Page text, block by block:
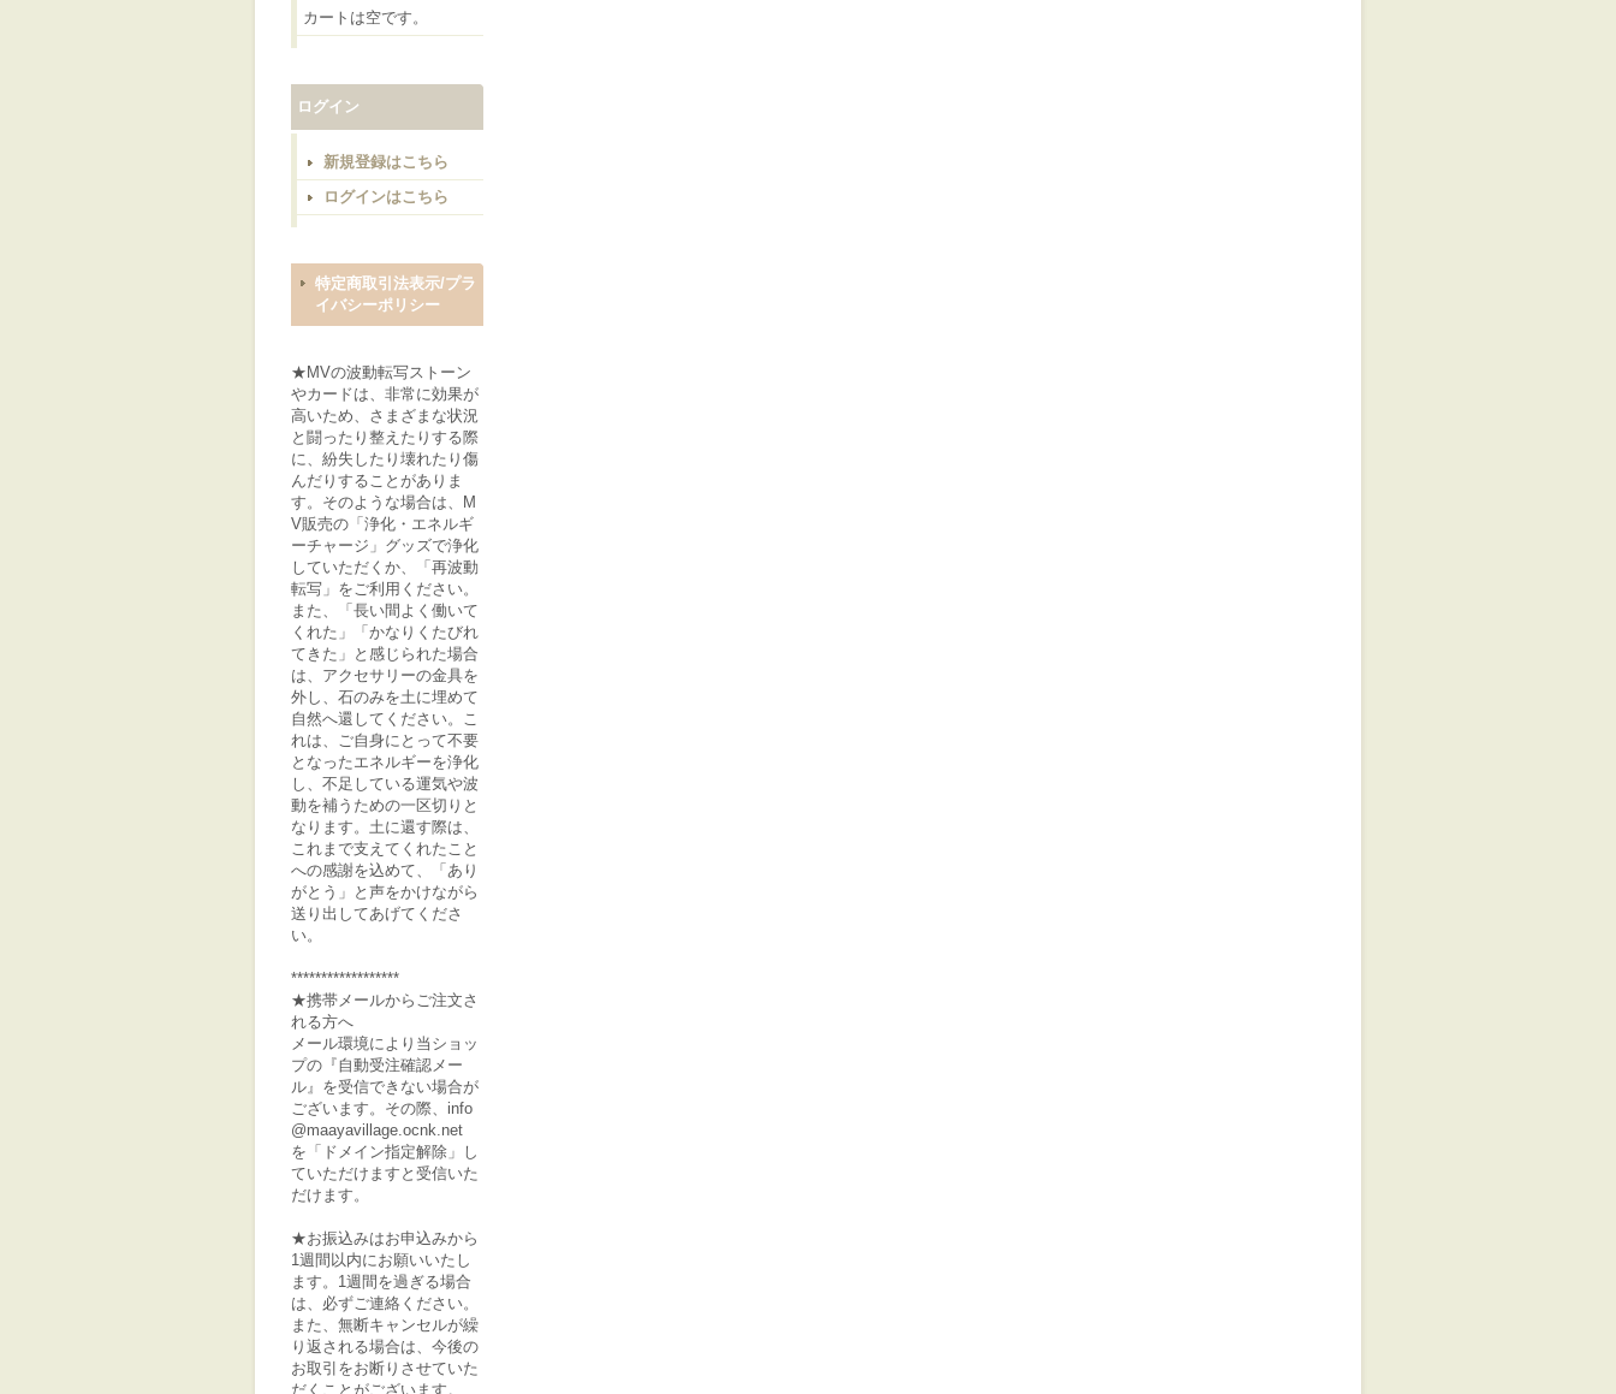
カートは空です。
ログイン
新規登録はこちら
ログインはこちら
特定商取引法表示/プラ
イバシーポリシー
★MVの波動転写ストーン
やカードは、非常に効果が
高いため、さまざまな状況
と闘ったり整えたりする際
に、紛失したり壊れたり傷
んだりすることがありま
す。そのような場合は、M
V販売の「浄化・エネルギ
ーチャージ」グッズで浄化
していただくか、「再波動
転写」をご利用ください。
また、「長い間よく働いて
くれた」「かなりくたびれ
てきた」と感じられた場合
は、アクセサリーの金具を
外し、石のみを土に埋めて
自然へ還してください。こ
れは、ご自身にとって不要
となったエネルギーを浄化
し、不足している運気や波
動を補うための一区切りと
なります。土に還す際は、
これまで支えてくれたこと
への感謝を込めて、「あり
がとう」と声をかけながら
送り出してあげてくださ
い。
******************
★携帯メールからご注文さ
れる方へ
メール環境により当ショッ
プの『自動受注確認メー
ル』を受信できない場合が
ございます。その際、info
@maayavillage.ocnk.net
を「ドメイン指定解除」し
ていただけますと受信いた
だけます。
★お振込みはお申込みから
1週間以内にお願いいたし
ます。1週間を過ぎる場合
は、必ずご連絡ください。
また、無断キャンセルが繰
り返される場合は、今後の
お取引をお断りさせていた
だくことがございます。